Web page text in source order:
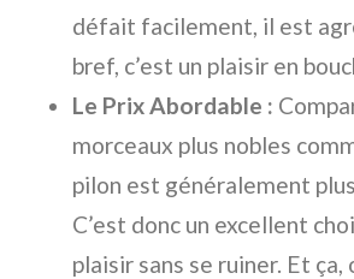
défait facilement, il est
bref, c’est un plaisir en
Le Prix Abordable :
morceaux plus nobles
pilon est généralement
C’est donc un excellent
plaisir sans se ruiner. Et ça,